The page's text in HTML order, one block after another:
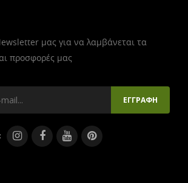
μας για να λαμβάνεται τα
προσφορές μας